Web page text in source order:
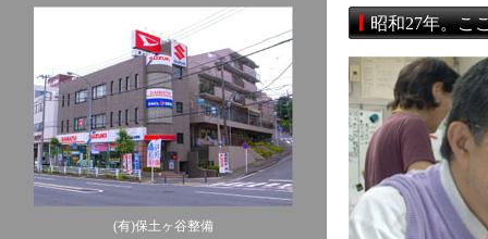
(有)保土ヶ谷整備
昭和27年。こ